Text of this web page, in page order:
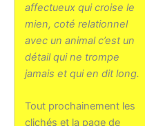
affectueux qui croise le
mien, coté relationnel
avec un animal c’est un
détail qui ne trompe
jamais et qui en dit long.
Tout prochainement les
clichés et la page de